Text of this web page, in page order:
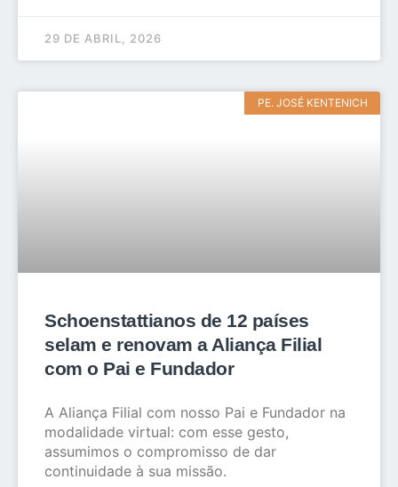
29 DE ABRIL, 2026
PE. JOSÉ KENTENICH
Schoenstattianos de 12 países
selam e renovam a Aliança Filial
com o Pai e Fundador
A Aliança Filial com nosso Pai e Fundador na
modalidade virtual: com esse gesto,
assumimos o compromisso de dar
continuidade à sua missão.